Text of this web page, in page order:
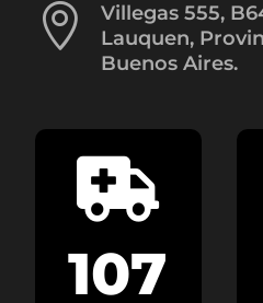

Villegas 555,
Lauquen,
Buenos Aires.

107